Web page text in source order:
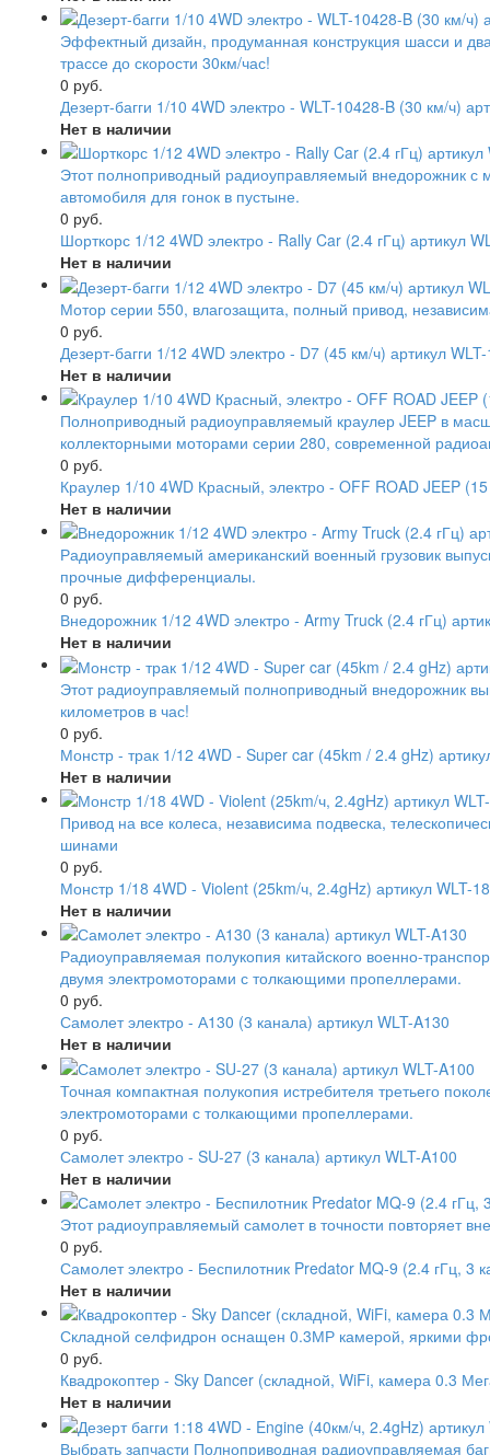
Эффектный дизайн, продуманная конструкция шасси и
трассе до скорости 30км/час!
0 руб.
Дезерт-багги 1/10 4WD электро - WLT-10428-B (30 км/ч)
Нет в наличии
Этот полноприводный радиоуправляемый внедорожник с
автомобиля для гонок в пустыне.
0 руб.
Шорткорс 1/12 4WD электро - Rally Car (2.4 гГц) артикул
Нет в наличии
Мотор серии 550, влагозащита, полный привод,
0 руб.
Дезерт-багги 1/12 4WD электро - D7 (45 км/ч) артикул
Нет в наличии
Полноприводный радиоуправляемый краулер JEEP в
коллекторными моторами серии 280, современной
0 руб.
Краулер 1/10 4WD Красный, электро - OFF ROAD JEEP
Нет в наличии
Радиоуправляемый американский военный грузовик
прочные дифференциалы.
0 руб.
Внедорожник 1/12 4WD электро - Army Truck (2.4 гГц)
Нет в наличии
Этот радиоуправляемый полноприводный внедорожник
километров в час!
0 руб.
Монстр - трак 1/12 4WD - Super car (45km / 2.4 gHz)
Нет в наличии
Привод на все колеса, независима подвеска,
шинами
0 руб.
Монстр 1/18 4WD - Violent (25km/ч, 2.4gHz) артикул WLT-
Нет в наличии
Радиоуправляемая полукопия китайского военно-
двумя электромоторами с толкающими пропеллерами.
0 руб.
Самолет электро - А130 (3 канала) артикул WLT-A130
Нет в наличии
Точная компактная полукопия истребителя третьего
электромоторами с толкающими пропеллерами.
0 руб.
Самолет электро - SU-27 (3 канала) артикул WLT-A100
Нет в наличии
Этот радиоуправляемый самолет в точности повторяет
0 руб.
Самолет электро - Беспилотник Predator MQ-9 (2.4 гГц, 3
Нет в наличии
Складной селфидрон оснащен 0.3МР камерой, яркими
0 руб.
Квадрокоптер - Sky Dancer (складной, WiFi, камера 0.3
Нет в наличии
Выбрать запчасти Полноприводная радиоуправляемая